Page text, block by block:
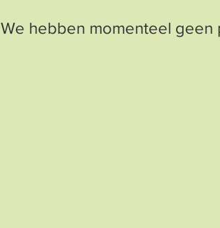
We hebben momenteel